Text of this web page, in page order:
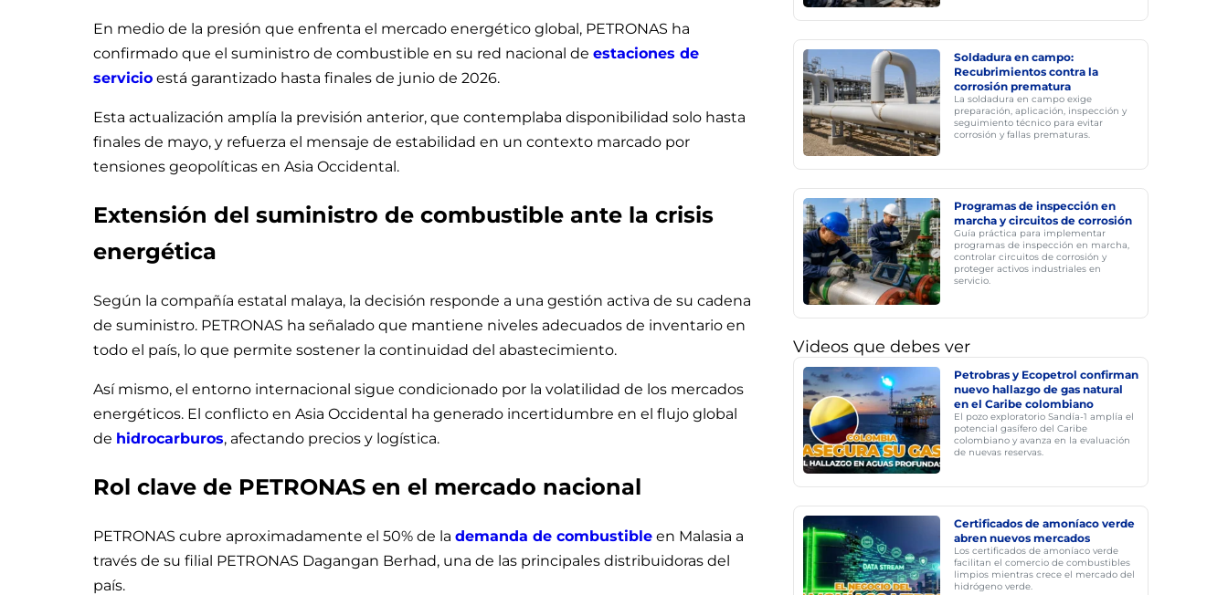
En medio de la presión que enfrenta el mercado energético global, PETRONAS ha
confirmado que el suministro de combustible en su red nacional de estaciones de
servicio está garantizado hasta finales de junio de 2026.
Esta actualización amplía la previsión anterior, que contemplaba disponibilidad solo hasta
finales de mayo, y refuerza el mensaje de estabilidad en un contexto marcado por
tensiones geopolíticas en Asia Occidental.
Extensión del suministro de combustible ante la crisis
energética
Según la compañía estatal malaya, la decisión responde a una gestión activa de su cadena
de suministro. PETRONAS ha señalado que mantiene niveles adecuados de inventario en
todo el país, lo que permite sostener la continuidad del abastecimiento.
Así mismo, el entorno internacional sigue condicionado por la volatilidad de los mercados
energéticos. El conflicto en Asia Occidental ha generado incertidumbre en el flujo global
de hidrocarburos, afectando precios y logística.
Rol clave de PETRONAS en el mercado nacional
PETRONAS cubre aproximadamente el 50% de la demanda de combustible en Malasia a
través de su filial PETRONAS Dagangan Berhad, una de las principales distribuidoras del
país.
Soldadura en campo:
Recubrimientos contra la
corrosión prematura
La soldadura en campo exige
preparación, aplicación, inspección y
seguimiento técnico para evitar
corrosión y fallas prematuras.
Programas de inspección en
marcha y circuitos de corrosión
Guía práctica para implementar
programas de inspección en marcha,
controlar circuitos de corrosión y
proteger activos industriales en
servicio.
Videos que debes ver
Petrobras y Ecopetrol confirman
nuevo hallazgo de gas natural
en el Caribe colombiano
El pozo exploratorio Sandía-1 amplía el
potencial gasífero del Caribe
colombiano y avanza en la evaluación
de nuevas reservas.
Certificados de amoníaco verde
abren nuevos mercados
Los certificados de amoníaco verde
facilitan el comercio de combustibles
limpios mientras crece el mercado del
hidrógeno verde.